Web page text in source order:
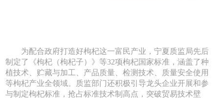
为配合政府打造好枸杞这一富民产业，宁夏质监局先后
制定了《枸杞（枸杞子）》等32项枸杞国家标准，涵盖了种
植技术、贮藏与加工、产品质量、检测技术、质量安全使用
等枸杞产业全领域。质监部门还积极引导龙头企业开展和参
与制定枸杞标准，抢占标准技术制高点，突破贸易技术壁